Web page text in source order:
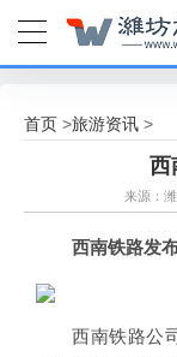
首页 >旅游资讯 >
西
来源：
西南铁路发
西南铁路公